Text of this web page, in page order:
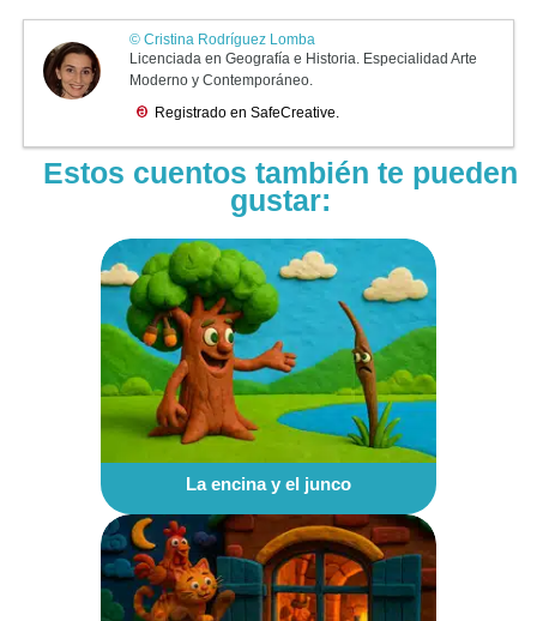
Estos cuentos también te pueden
gustar:
La encina y el junco